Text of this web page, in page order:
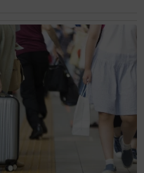
モデルを務めるなど、
ＹｏｕＴｕｂｅチャン
ＮＲＥＣ．ｔｖ「貴島
活動の幅を広げてい
さんち。」では、猫ち